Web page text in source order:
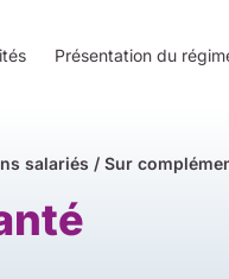
Présentation du
salariés / Sur